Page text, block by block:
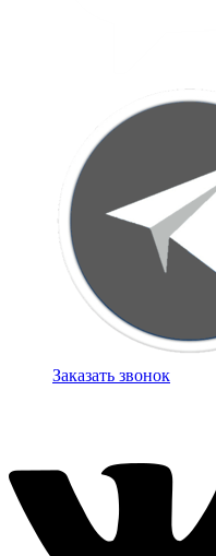
Заказать звонок